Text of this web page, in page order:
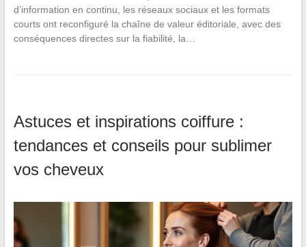
d’information en continu, les réseaux sociaux et les formats
courts ont reconfiguré la chaîne de valeur éditoriale, avec des
conséquences directes sur la fiabilité, la…
Astuces et inspirations coiffure :
tendances et conseils pour sublimer
vos cheveux